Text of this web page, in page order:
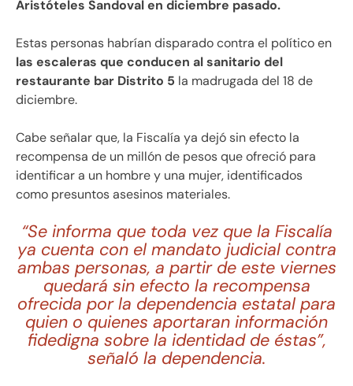
Aristóteles Sandoval en diciembre pasado.
Estas personas habrían disparado contra el político en
las escaleras que conducen al sanitario del
restaurante bar Distrito 5 la madrugada del 18 de
diciembre.
Cabe señalar que, la Fiscalía ya dejó sin efecto la
recompensa de un millón de pesos que ofreció para
identificar a un hombre y una mujer, identificados
como presuntos asesinos materiales.
“Se informa que toda vez que la Fiscalía
ya cuenta con el mandato judicial contra
ambas personas, a partir de este viernes
quedará sin efecto la recompensa
ofrecida por la dependencia estatal para
quien o quienes aportaran información
fidedigna sobre la identidad de éstas”,
señaló la dependencia.